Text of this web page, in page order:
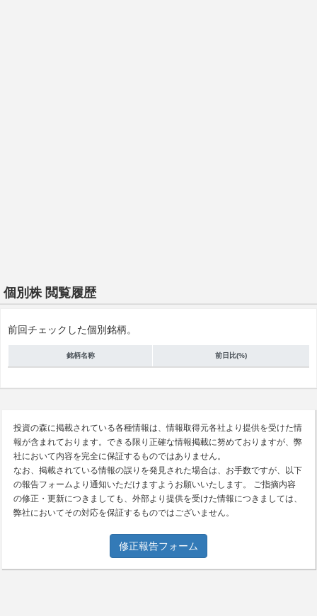
個別株 閲覧履歴
前回チェックした個別銘柄。
銘柄名称 前日比(%)
投資の森に掲載されている各種情報は、情報取得元各社より提供を受けた情
報が含まれております。できる限り正確な情報掲載に努めておりますが、弊
社において内容を完全に保証するものではありません。
なお、掲載されている情報の誤りを発見された場合は、お手数ですが、以下
の報告フォームより通知いただけますようお願いいたします。 ご指摘内容
の修正・更新につきましても、外部より提供を受けた情報につきましては、
弊社においてその対応を保証するものではございません。
修正報告フォーム